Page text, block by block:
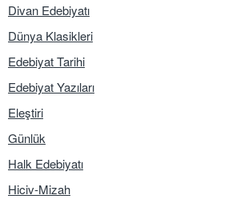
Divan Edebiyatı
Dünya Klasikleri
Edebiyat Tarihi
Edebiyat Yazıları
Eleştiri
Günlük
Halk Edebiyatı
Hiciv-Mizah